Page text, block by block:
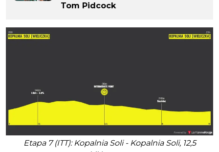
Tom Pidcock
Etapa 7 (ITT): Kopalnia Soli - Kopalnia Soli, 12,5